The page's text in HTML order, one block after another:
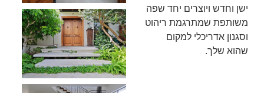
ישן וחדש ויוצרים יחד שפה
משותפת שמתרגמת ריהוט
וסגנון אדריכלי למקום
שהוא שלך.